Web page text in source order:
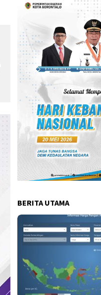
BERITA UTAMA